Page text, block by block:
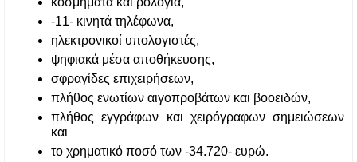
-11- κινητά τηλέφωνα,
ηλεκτρονικοί υπολογιστές,
ψηφιακά μέσα αποθήκευσης,
σφραγίδες επιχειρήσεων,
πλήθος ενωτίων αιγοπροβάτων και βοοειδών,
πλήθος εγγράφων και χειρόγραφων σημειώσεων
και
το χρηματικό ποσό των -34.720- ευρώ.